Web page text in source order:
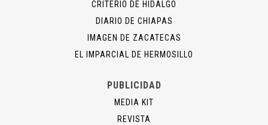
CRITERIO DE HIDALGO
DIARIO DE CHIAPAS
IMAGEN DE ZACATECAS
EL IMPARCIAL DE HERMOSILLO
PUBLICIDAD
MEDIA KIT
REVISTA